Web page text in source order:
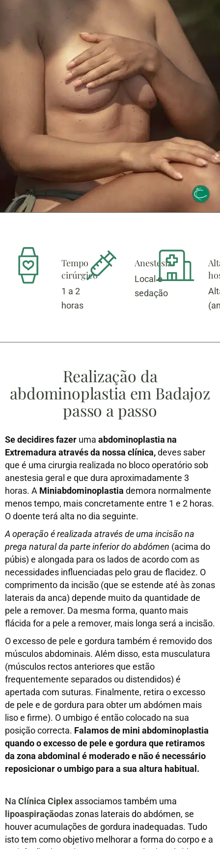
Tempo
cirúrgico
1 a 2
horas
Anestesia
Local e
sedação
Realização da
abdominoplastia em Badajoz
passo a passo
Se decidires fazer uma abdominoplastia na
Extremadura através da nossa clínica,deves saber
que é uma cirurgia realizada no bloco operatório sob
anestesia geral e que dura aproximadamente 3
horas. A Miniabdominoplastia demora normalmente
menos tempo, mais concretamente entre 1 e 2 horas.
O doente terá alta no dia seguinte.
A operação é realizada através de uma incisão na
prega natural da parte inferior do abdómen (acima do
púbis) e alongada para os lados de acordo com as
necessidades influenciadas pelo grau de flacidez. O
comprimento da incisão (que se estende até às zonas
laterais da anca) depende muito da quantidade de
pele a remover. Da mesma forma, quanto mais
flácida for a pele a remover, mais longa será a incisão.
O excesso de pele e gordura também é removido dos
músculos abdominais. Além disso, esta musculatura
(músculos rectos anteriores que estão
frequentemente separados ou distendidos) é
apertada com suturas. Finalmente, retira o excesso
de pele e de gordura para obter um abdómen mais
liso e firme). O umbigo é então colocado na sua
posição correcta. Falamos de mini abdominoplastia
quando o excesso de pele e gordura que retiramos
da zona abdominal é moderado e não é necessário
reposicionar o umbigo para a sua altura habitual.
Na Clínica Ciplex associamos também uma
lipoaspiraçãodas zonas laterais do abdómen, se
houver acumulações de gordura inadequadas. Tudo
isto tem como objetivo melhorar a forma do corpo e a